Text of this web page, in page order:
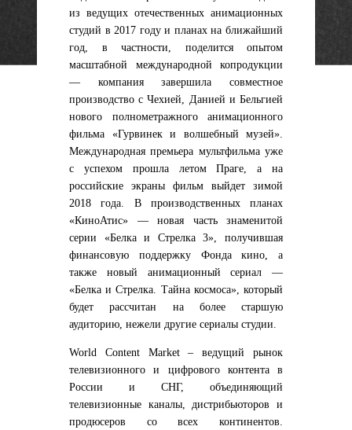
из ведущих отечественных анимационных
студий в 2017 году и планах на ближайший
год, в частности, поделится опытом
масштабной международной копродукции
— компания завершила совместное
производство с Чехией, Данией и Бельгией
нового полнометражного анимационного
фильма «Гурвинек и волшебный музей».
Международная премьера мультфильма уже
с успехом прошла летом Праге, а на
российские экраны фильм выйдет зимой
2018 года. В производственных планах
«КиноАтис» — новая часть знаменитой
серии «Белка и Стрелка 3», получившая
финансовую поддержку Фонда кино, а
также новый анимационный сериал —
«Белка и Стрелка. Тайна космоса», который
будет рассчитан на более старшую
аудиторию, нежели другие сериалы студии.
World Content Market – ведущий рынок
телевизионного и цифрового контента в
России и СНГ, объединяющий
телевизионные каналы, дистрибьюторов и
продюсеров со всех континентов.